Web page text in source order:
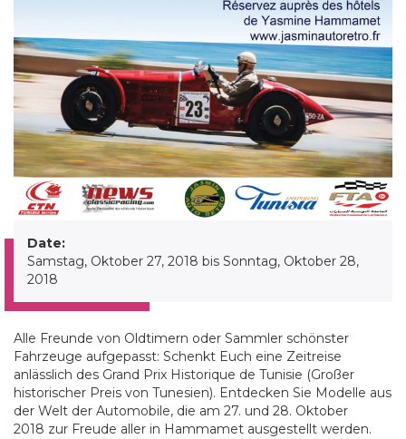
Date:
Samstag, Oktober 27, 2018 bis Sonntag, Oktober 28,
2018
Alle Freunde von Oldtimern oder Sammler schönster
Fahrzeuge aufgepasst: Schenkt Euch eine Zeitreise
anlässlich des Grand Prix Historique de Tunisie (Großer
historischer Preis von Tunesien). Entdecken Sie Modelle aus
der Welt der Automobile, die am 27. und 28. Oktober
2018 zur Freude aller in Hammamet ausgestellt werden.